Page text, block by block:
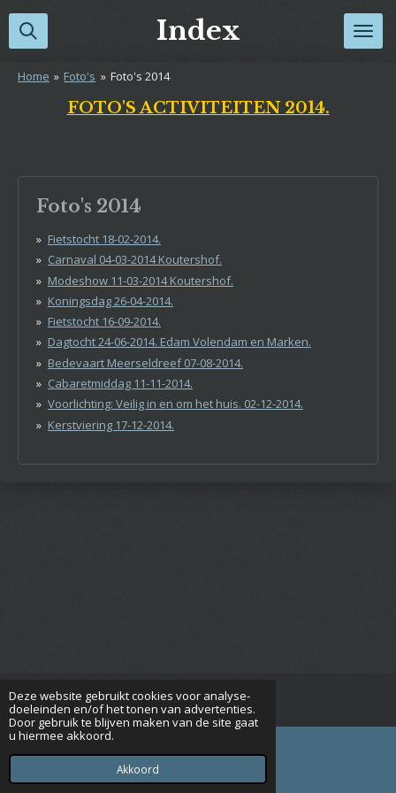
Deze website gebruikt cookies voor analyse-
doeleinden en/of het tonen van advertenties.
Door gebruik te blijven maken van de site gaat
u hiermee akkoord.
Akkoord
Ga
direct
de
Index
Home » Foto's » Foto's 2014
FOTO'S ACTIVITEITEN 2014.
Foto's 2014
Fietstocht 18-02-2014.
Carnaval 04-03-2014 Koutershof.
Modeshow 11-03-2014 Koutershof.
Koningsdag 26-04-2014.
Fietstocht 16-09-2014.
Dagtocht 24-06-2014. Edam Volendam en Marken.
Bedevaart Meerseldreef 07-08-2014.
Cabaretmiddag 11-11-2014.
Voorlichting: Veilig in en om het huis. 02-12-2014.
Kerstviering 17-12-2014.
© 2015 - 2026 Seniorenverenigingrijsbergen.nl